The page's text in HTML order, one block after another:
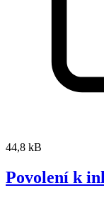
44,8 kB
Povolení k